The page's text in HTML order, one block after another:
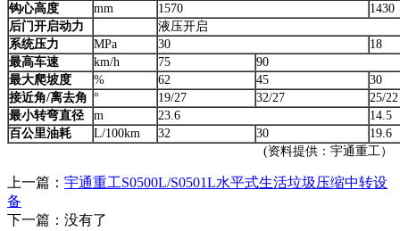
钩心高度
mm 1570
1430
后门开启动力
液压开启
系统压力
MPa 30
18
最高车速
km/h 75
90
最大爬坡度
% 62 45
30
接近角/离去角 ° 19/27 32/27
25/22
最小转弯直径
m 23.6
14.5
百公里油耗
L/100km 32 30
19.6
(资料提供：宇通重工）
上一篇： 宇通重工S0500L/S0501L水平式生活垃圾压缩中转设
备
下一篇：没有了